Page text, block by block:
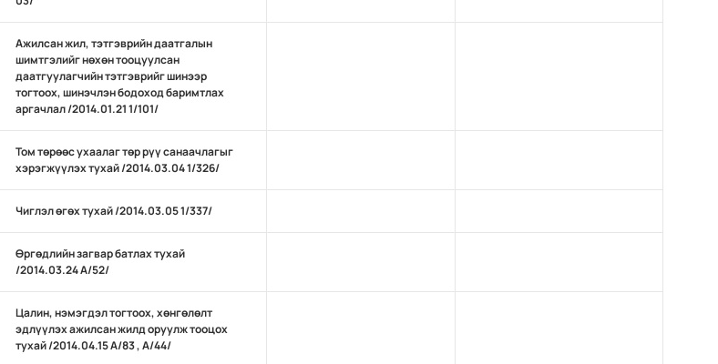
Ажилсан жил, тэтгэврийн даатгалын
шимтгэлийг нөхөн тооцуулсан
даатгуулагчийн тэтгэврийг шинээр
тогтоох, шинэчлэн бодоход баримтлах
аргачлал /2014.01.21 1/101/
Том төрөөс ухаалаг төр рүү санаачлагыг
хэрэгжүүлэх тухай /2014.03.04 1/326/
Чиглэл өгөх тухай /2014.03.05 1/337/
Өргөдлийн загвар батлах тухай
/2014.03.24 А/52/
Цалин, нэмэгдэл тогтоох, хөнгөлөлт
эдлүүлэх ажилсан жилд оруулж тооцох
тухай /2014.04.15 А/83 , А/44/